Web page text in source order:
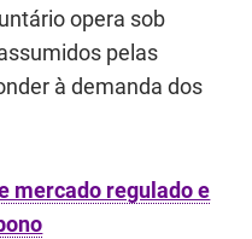
opera sob
pelas
à demanda dos
mercado regulado e